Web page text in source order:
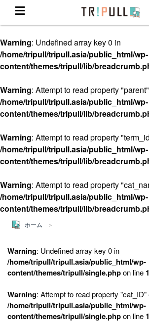
ホーム
Theme
テーマから探す
TRIPULLブログ
About
私たちについて
Warning: Undefined array key 0 in
/home/tripull/tripull.asia/public_html/wp-
content/themes/tripull/lib/
Warning: Attempt to read property
/home/tripull/tripull.asia/public_html/wp-
content/themes/tripull/lib/
Warning: Attempt to read property
/home/tripull/tripull.asia/public_html/wp-
content/themes/tripull/lib/
Warning: Attempt to read property
/home/tripull/tripull.asia/public_html/wp-
content/themes/tripull/lib/
ホーム
Warning: Undefined array key 0 in
/home/tripull/tripull.asia/public_html/wp-
content/themes/tripull/single.phpon line
Warning: Attempt to read property "cat_ID"
/home/tripull/tripull.asia/public_html/wp-
content/themes/tripull/single.phpon line